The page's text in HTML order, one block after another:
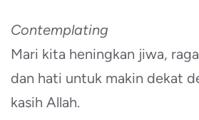
Contemplating
Mari kita heningkan jiwa,
dan hati untuk makin dekat
kasih Allah.